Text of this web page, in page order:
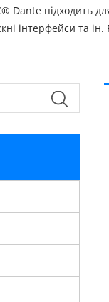
Dante підходить
інтерфейси та